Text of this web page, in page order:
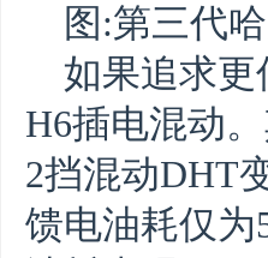
图:第三代
如果追求
H6插电混动
2挡混动DHT
馈电油耗仅为